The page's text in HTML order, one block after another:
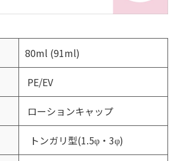
80ml (91ml)
PE/EV
ローションキャップ
トンガリ型(1.5φ・3φ)